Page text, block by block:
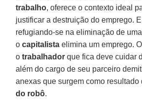
trabalho, oferece o contexto ideal
justificar a destruição do emprego.
refugiando-se na eliminação de
ocapitalista elimina um emprego.
otrabalhador que fica deve cuidar
além do cargo de seu parceiro
anexas que surgem como resultado
do robô.